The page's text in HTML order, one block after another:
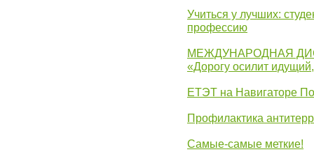
Учиться у лучших:
профессию
МЕЖДУНАРОДНАЯ
«Дорогу осилит
ЕТЭТ на Навигаторе
Профилактика
Самые-самые меткие!